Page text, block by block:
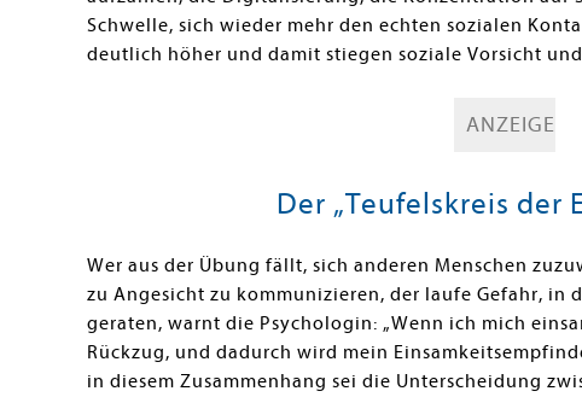
Schwelle, sich wieder mehr den echten sozialen
deutlich höher und damit stiegen soziale Vorsicht
ANZEIGE
Der „Teufelskreis der
Wer aus der Übung fällt, sich anderen Menschen
zu Angesicht zu kommunizieren, der laufe Gefahr, in
geraten, warnt die Psychologin: „Wenn ich mich
Rückzug, und dadurch wird mein
in diesem Zusammenhang sei die Unterscheidung